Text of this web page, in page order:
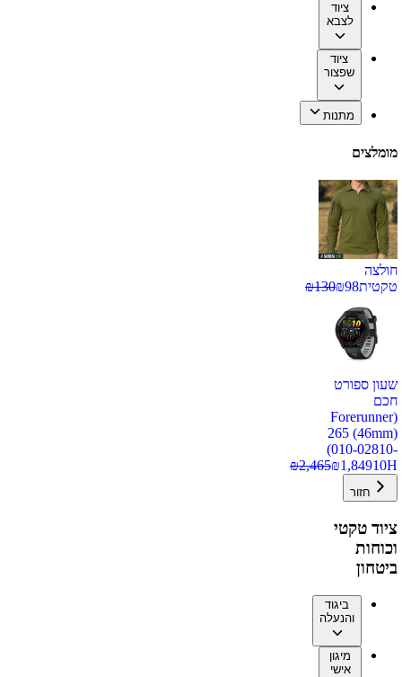
ציוד
לצבא
ציוד
שפצור
מתנות
מומלצים
חולצה
טקטית
₪98
₪130
שעון ספורט
חכם
(Forerunner
265 (46mm)
(010-02810-
10H
₪1,849
₪2,465
חזור
ציוד טקטי
וכוחות
ביטחון
ביגוד
והנעלה
מיגון
אישי